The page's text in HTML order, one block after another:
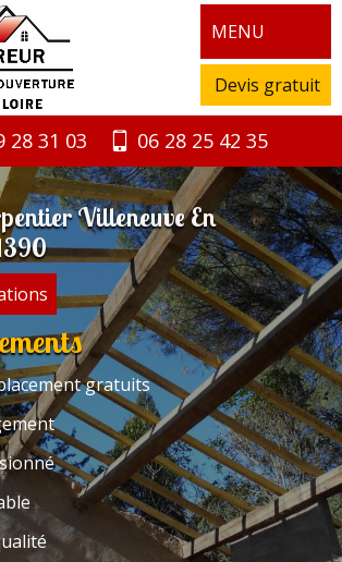
MENU
Devis gratuit
28 31 03 06 28 25 42 35
Villeneuve En
gratuits